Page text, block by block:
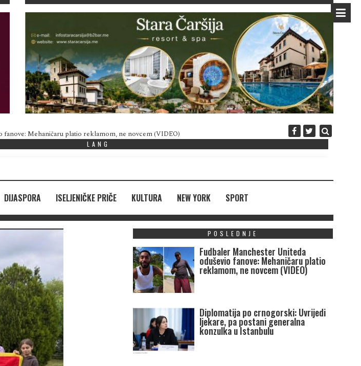
fanove: Mehaničaru platio reklamom, ne novcem (VIDEO) Diplomatija po
LANG
DIJASPORA ISELJENIČKE PRIČE KULTURA NEW YORK SPORT
POSLEDNJE
Fudbaler Manchester Uniteda
oduševio fanove: Mehaničaru platio
reklamom, ne novcem (VIDEO)
Diplomatija po crnogorski: Uvrijedi
ljekare, pa postani generalna
konzulka u Istanbulu